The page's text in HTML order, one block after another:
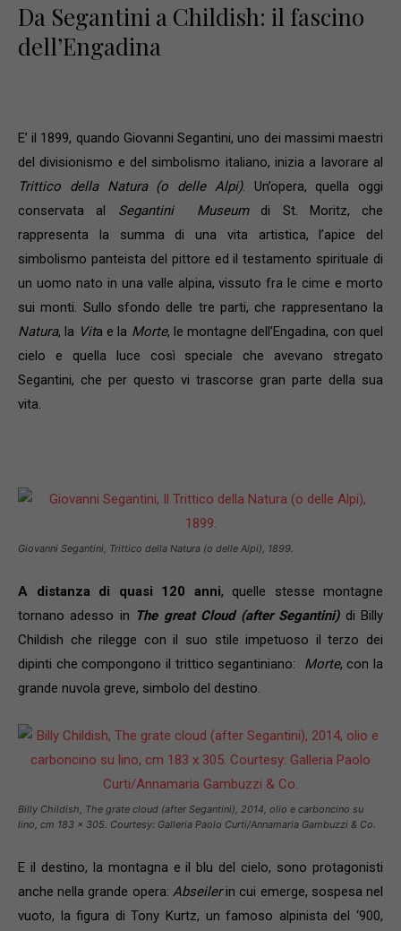
Da Segantini a Childish: il fascino
dell’Engadina
E’ il 1899, quando Giovanni Segantini, uno dei massimi maestri
del divisionismo e del simbolismo italiano, inizia a lavorare al
Trittico della Natura (o delle Alpi). Un’opera, quella oggi
conservata al Segantini Museumdi St. Moritz, che
rappresenta la summa di una vita artistica, l’apice del
simbolismo panteista del pittore ed il testamento spirituale di
un uomo nato in una valle alpina, vissuto fra le cime e morto
sui monti. Sullo sfondo delle tre parti, che rappresentano la
Natura, la Vita e la Morte, le montagne dell’Engadina, con quel
cielo e quella luce così speciale che avevano stregato
Segantini, che per questo vi trascorse gran parte della sua
vita.
Giovanni Segantini, Trittico della Natura (o delle Alpi), 1899.
A distanza di quasi 120 anni, quelle stesse montagne
tornano adesso in The great Cloud (after Segantini) di Billy
Childish che rilegge con il suo stile impetuoso il terzo dei
dipinti che compongono il trittico segantiniano: Morte, con la
grande nuvola greve, simbolo del destino.
Billy Childish, The grate cloud (after Segantini), 2014, olio e carboncino su
lino, cm 183 x 305. Courtesy: Galleria Paolo Curti/Annamaria Gambuzzi & Co.
E il destino, la montagna e il blu del cielo, sono protagonisti
anche nella grande opera: Abseilerin cui emerge, sospesa nel
vuoto, la figura di Tony Kurtz, un famoso alpinista del ‘900,